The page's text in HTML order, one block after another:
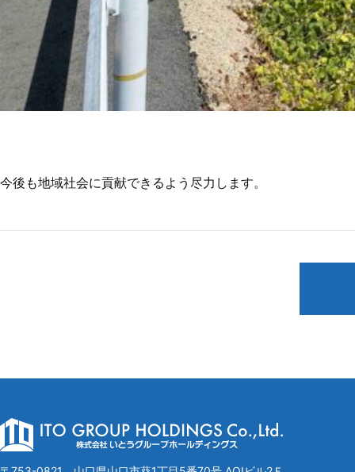
今後も地域社会に貢献できるよう尽力します。